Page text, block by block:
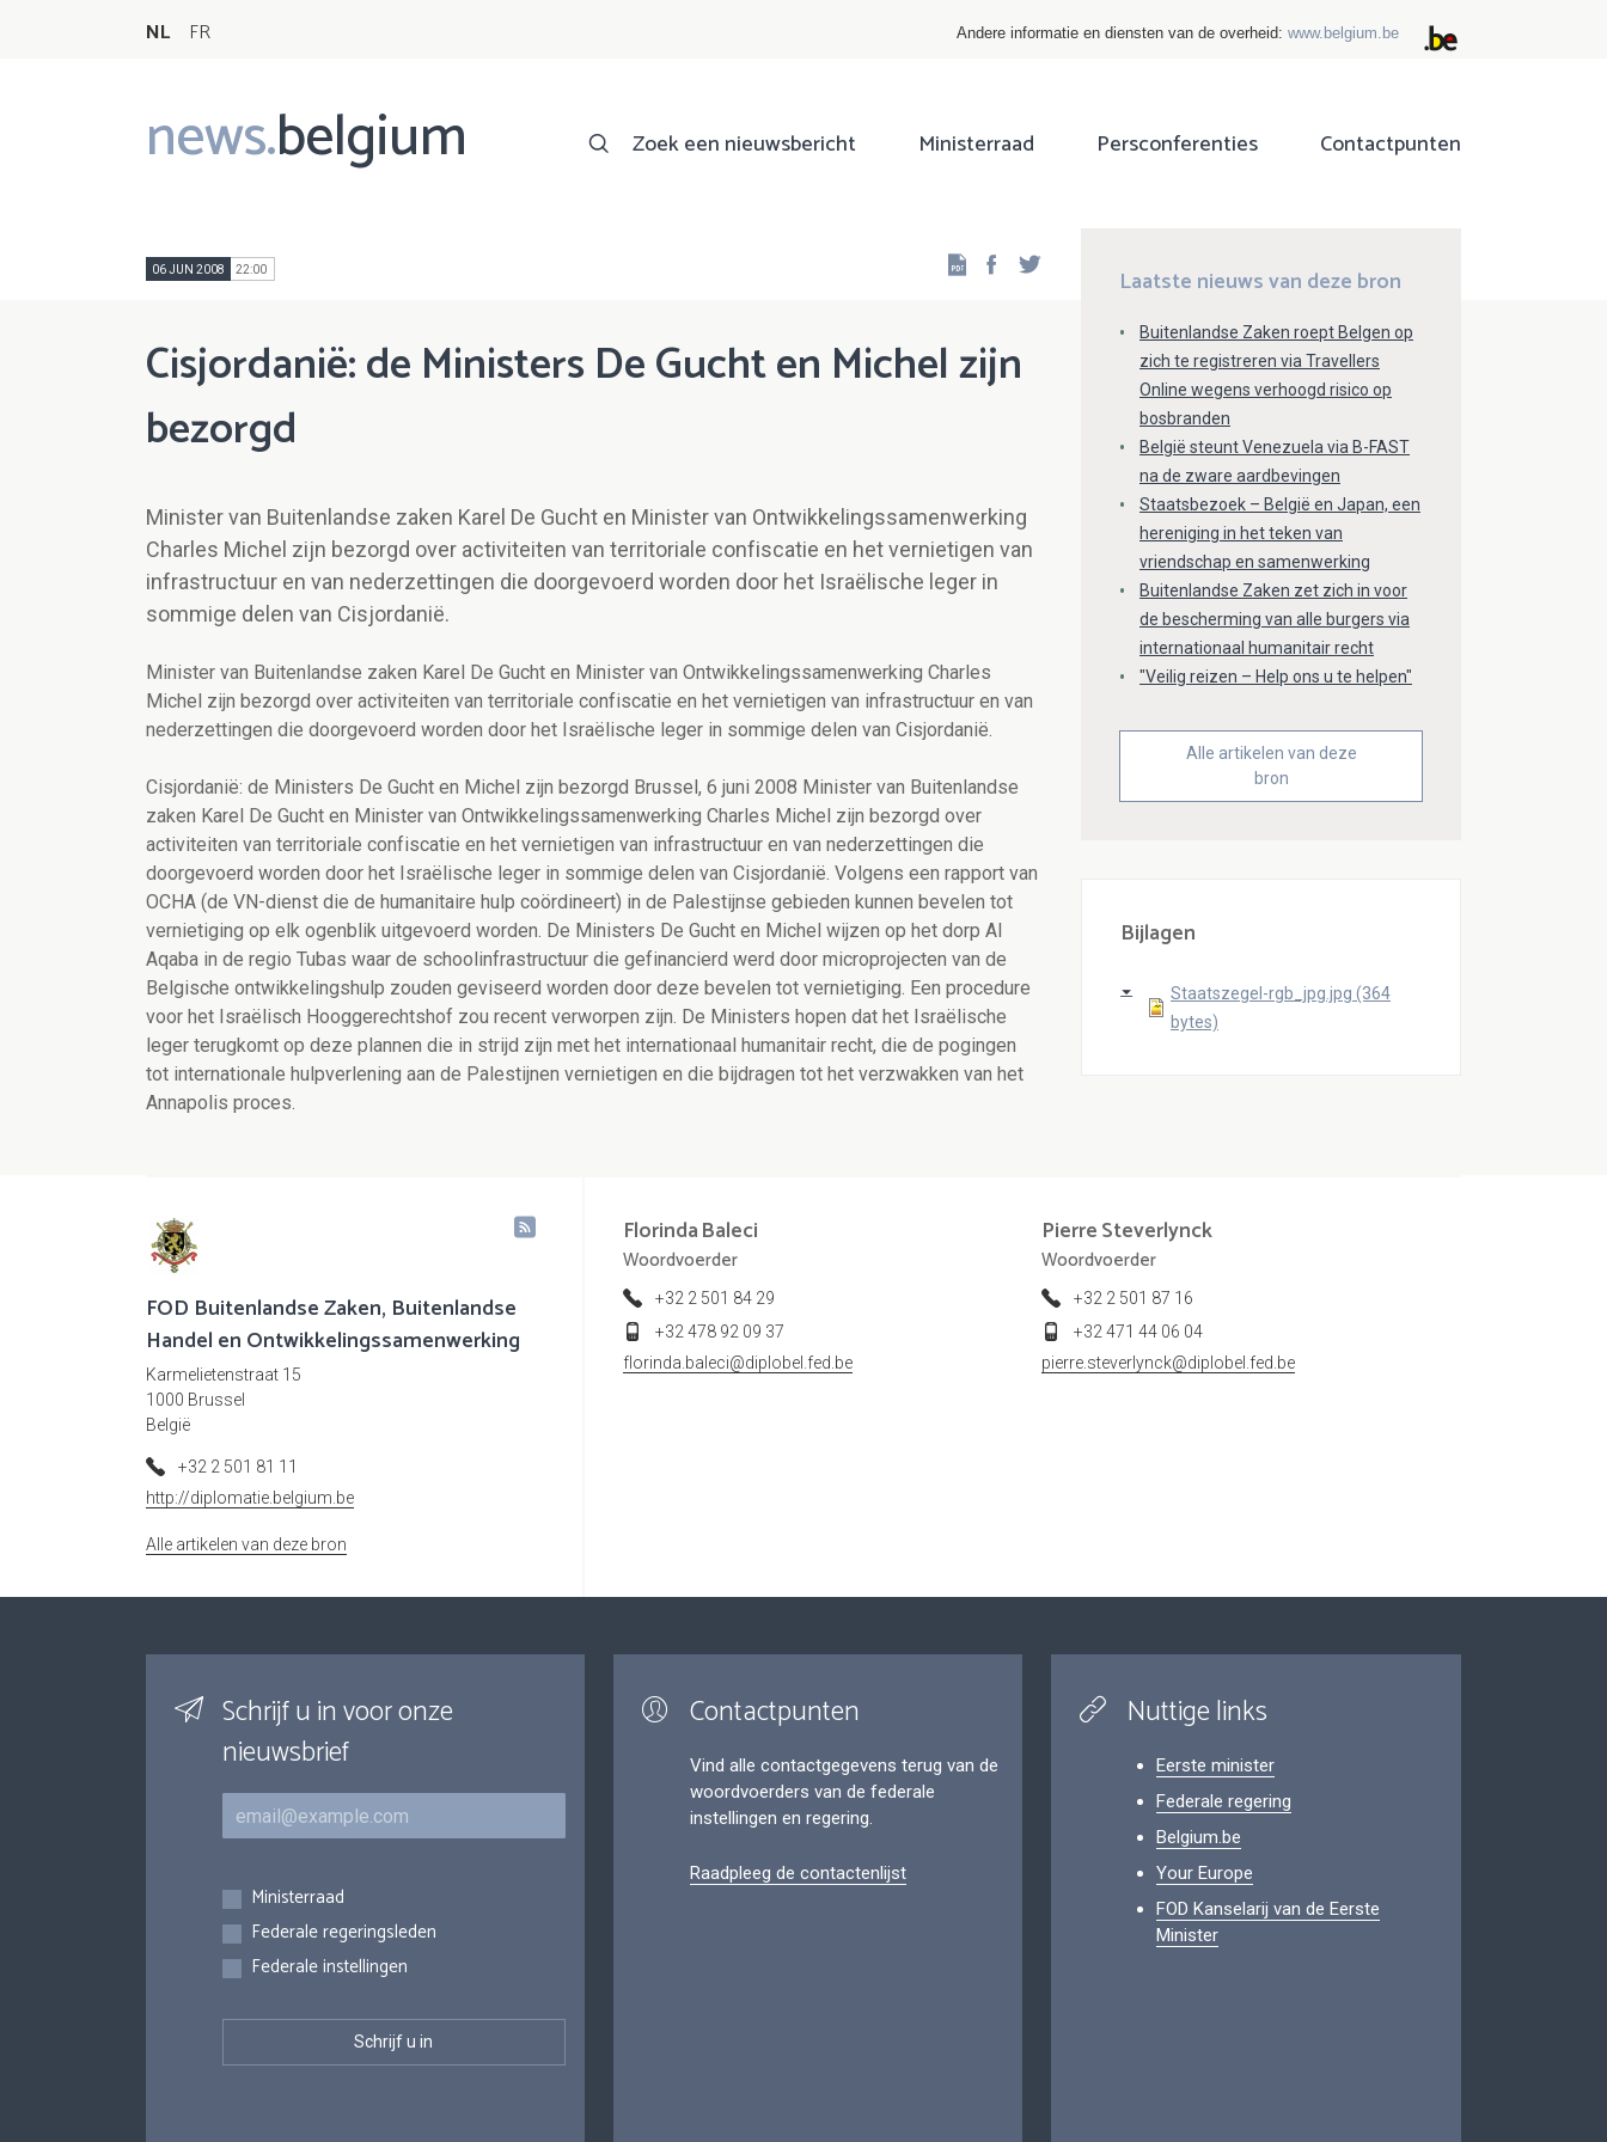
NL FR Andere informatie en diensten van de overheid: www.belgium.be
news.belgium
Main
navigation
Zoek een nieuwsbericht Ministerraad Persconferenties Contactpunten
06 JUN 2008 22:00 Facebook
Cisjordanië: de Ministers De Gucht en Michel zijn
bezorgd
Minister van Buitenlandse zaken Karel De Gucht en Minister van Ontwikkelingssamenwerking
Charles Michel zijn bezorgd over activiteiten van territoriale confiscatie en het vernietigen van
infrastructuur en van nederzettingen die doorgevoerd worden door het Israëlische leger in
sommige delen van Cisjordanië.
Minister van Buitenlandse zaken Karel De Gucht en Minister van Ontwikkelingssamenwerking Charles
Michel zijn bezorgd over activiteiten van territoriale confiscatie en het vernietigen van infrastructuur en van
nederzettingen die doorgevoerd worden door het Israëlische leger in sommige delen van Cisjordanië.
Cisjordanië: de Ministers De Gucht en Michel zijn bezorgd Brussel, 6 juni 2008 Minister van Buitenlandse
zaken Karel De Gucht en Minister van Ontwikkelingssamenwerking Charles Michel zijn bezorgd over
activiteiten van territoriale confiscatie en het vernietigen van infrastructuur en van nederzettingen die
doorgevoerd worden door het Israëlische leger in sommige delen van Cisjordanië. Volgens een rapport van
OCHA (de VN-dienst die de humanitaire hulp coördineert) in de Palestijnse gebieden kunnen bevelen tot
vernietiging op elk ogenblik uitgevoerd worden. De Ministers De Gucht en Michel wijzen op het dorp Al
Aqaba in de regio Tubas waar de schoolinfrastructuur die gefinancierd werd door microprojecten van de
Belgische ontwikkelingshulp zouden geviseerd worden door deze bevelen tot vernietiging. Een procedure
voor het Israëlisch Hooggerechtshof zou recent verworpen zijn. De Ministers hopen dat het Israëlische
leger terugkomt op deze plannen die in strijd zijn met het internationaal humanitair recht, die de pogingen
tot internationale hulpverlening aan de Palestijnen vernietigen en die bijdragen tot het verzwakken van het
Annapolis proces.
Laatste nieuws van deze bron
Buitenlandse Zaken roept Belgen op
zich te registreren via Travellers
Online wegens verhoogd risico op
bosbranden
België steunt Venezuela via B-FAST
na de zware aardbevingen
Staatsbezoek – België en Japan, een
hereniging in het teken van
vriendschap en samenwerking
Buitenlandse Zaken zet zich in voor
de bescherming van alle burgers via
internationaal humanitair recht
"Veilig reizen – Help ons u te helpen"
Alle artikelen van deze
bron
Bijlagen
Staatszegel-rgb_jpg.jpg (364
bytes)
FOD Buitenlandse Zaken, Buitenlandse
Handel en Ontwikkelingssamenwerking
Karmelietenstraat 15
1000 Brussel
België
+32 2 501 81 11
http://diplomatie.belgium.be
Alle artikelen van deze bron
FlorindaBaleci
Woordvoerder
+32 2 501 84 29
+32 478 92 09 37
florinda.baleci@diplobel.fed.be
PierreSteverlynck
Woordvoerder
+32 2 501 87 16
+32 471 44 06 04
pierre.steverlynck@diplobel.fed.be
Schrijf u in voor onze
nieuwsbrief
E-mail
Inschrijvingen
Ministerraad
Federale regeringsleden
Federale instellingen
Contactpunten
Vind alle contactgegevens terug van de
woordvoerders van de federale
instellingen en regering.
Raadpleeg de contactenlijst
Nuttige links
Eerste minister
Federale regering
Belgium.be
Your Europe
FOD Kanselarij van de Eerste
Minister